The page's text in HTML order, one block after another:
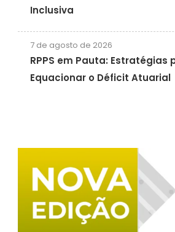
Inclusiva
7 de agosto de 2026
RPPS em Pauta: Estratégias
Equacionar o Déficit Atuarial